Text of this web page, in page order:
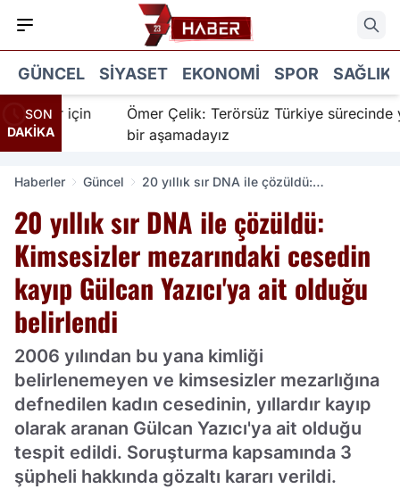
GÜNCEL SIYASET EKONOMI SPOR SAĞLIK
SON
DAKİKA
için
Ömer Çelik: Terörsüz Türkiye sürecinde
bir aşamadayız
Haberler Güncel
20 yıllık sır DNA ile çözüldü:
Gülcan Yazıcı'ya ait olduğu belirlendi
20 yıllık sır DNA ile çözüldü:
Kimsesizler mezarındaki cesedin
kayıp Gülcan Yazıcı'ya ait olduğu
belirlendi
2006 yılından bu yana kimliği
belirlenemeyen ve kimsesizler mezarlığına
defnedilen kadın cesedinin, yıllardır kayıp
olarak aranan Gülcan Yazıcı'ya ait olduğu
tespit edildi. Soruşturma kapsamında 3
şüpheli hakkında gözaltı kararı verildi.